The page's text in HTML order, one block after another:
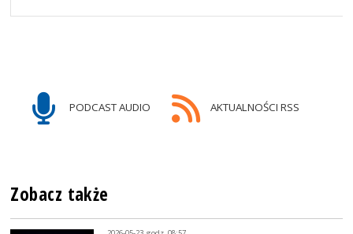
PODCAST AUDIO AKTUALNOŚCI RSS
Zobacz także